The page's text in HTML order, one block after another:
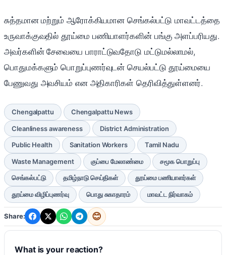
சுத்தமான மற்றும் ஆரோக்கியமான செங்கல்பட்டு மாவட்டத்தை
உருவாக்குவதில் தூய்மை பணியாளர்களின் பங்கு அளப்பரியது.
அவர்களின் சேவையை பாராட்டுவதோடு மட்டுமல்லாமல்,
பொதுமக்களும் பொறுப்புணர்வுடன் செயல்பட்டு தூய்மையை
பேணுவது அவசியம் என அதிகாரிகள் தெரிவித்துள்ளனர்.
Chengalpattu Chengalpattu News
Cleanliness awareness District Administration
Public Health Sanitation Workers Tamil Nadu
Waste Management குப்பை மேலாண்மை சமூக பொறுப்பு
செங்கல்பட்டு தமிழ்நாடு செய்திகள் தூய்மை பணியாளர்கள்
தூய்மை விழிப்புணர்வு பொது சுகாதாரம் மாவட்ட நிர்வாகம்
Share: 😊
What is your reaction?